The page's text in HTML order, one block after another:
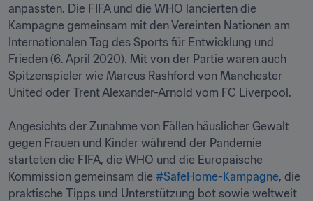
anpassten. Die FIFA und die WHO lancierten die
Kampagne gemeinsam mit den Vereinten Nationen am
Internationalen Tag des Sports für Entwicklung und
Frieden (6. April 2020). Mit von der Partie waren auch
Spitzenspieler wie Marcus Rashford von Manchester
United oder Trent Alexander-Arnold vom FC Liverpool.
Angesichts der Zunahme von Fällen häuslicher Gewalt
gegen Frauen und Kinder während der Pandemie
starteten die FIFA, die WHO und die Europäische
Kommission gemeinsam die #SafeHome-Kampagne, die
praktische Tipps und Unterstützung bot sowie weltweit